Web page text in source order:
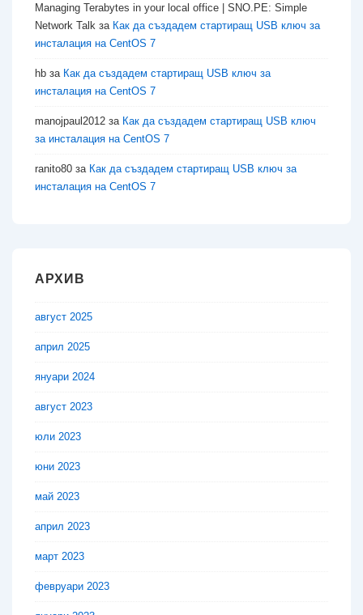
Managing Terabytes in your local office | SNO.PE: Simple
Network Talk за Как да създадем стартиращ USB ключ за
инсталация на CentOS 7
hb за Как да създадем стартиращ USB ключ за
инсталация на CentOS 7
manojpaul2012 за Как да създадем стартиращ USB ключ
за инсталация на CentOS 7
ranito80 за Как да създадем стартиращ USB ключ за
инсталация на CentOS 7
АРХИВ
август 2025
април 2025
януари 2024
август 2023
юли 2023
юни 2023
май 2023
април 2023
март 2023
февруари 2023